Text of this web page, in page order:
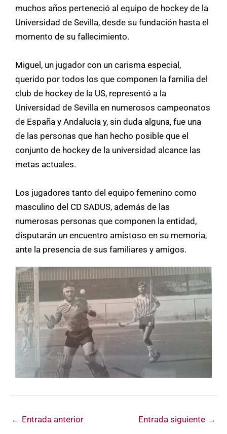
muchos años perteneció al equipo de hockey de la
Universidad de Sevilla, desde su fundación hasta el
momento de su fallecimiento.
Miguel, un jugador con un carisma especial,
querido por todos los que componen la familia del
club de hockey de la US, representó a la
Universidad de Sevilla en numerosos campeonatos
de España y Andalucía y, sin duda alguna, fue una
de las personas que han hecho posible que el
conjunto de hockey de la universidad alcance las
metas actuales.
Los jugadores tanto del equipo femenino como
masculino del CD SADUS, además de las
numerosas personas que componen la entidad,
disputarán un encuentro amistoso en su memoria,
ante la presencia de sus familiares y amigos.
← Entrada anterior Entrada siguiente →